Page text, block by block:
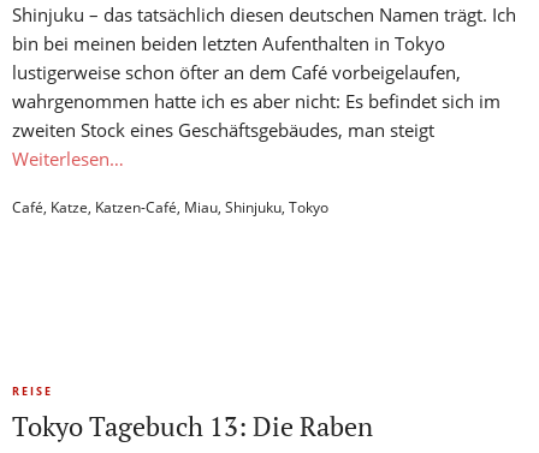
Shinjuku – das tatsächlich diesen deutschen Namen trägt. Ich
bin bei meinen beiden letzten Aufenthalten in Tokyo
lustigerweise schon öfter an dem Café vorbeigelaufen,
wahrgenommen hatte ich es aber nicht: Es befindet sich im
zweiten Stock eines Geschäftsgebäudes, man steigt
Weiterlesen…
Café, Katze, Katzen-Café, Miau, Shinjuku, Tokyo
REISE
Tokyo Tagebuch 13: Die Raben